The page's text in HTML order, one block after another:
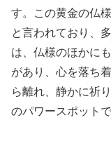
す。この黄金の仏
と言われており、
は、仏様のほかに
があり、心を落ち
ら離れ、静かに祈
のパワースポットで